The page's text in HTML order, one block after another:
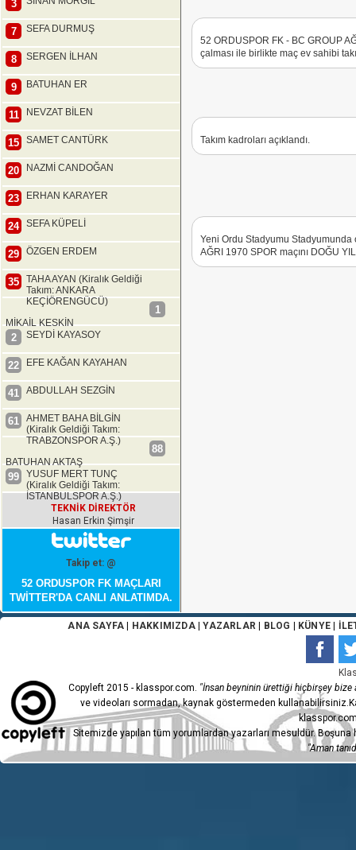
3
7 SEFA DURMUŞ
8 SERGEN İLHAN
9 BATUHAN ER
11 NEVZAT BİLEN
15 SAMET CANTÜRK
20 NAZMİ CANDOĞAN
23 ERHAN KARAYER
24 SEFA KÜPELİ
29 ÖZGEN ERDEM
35
TAHA AYAN (Kiralık Geldiği
Takım: ANKARA
KEÇİÖRENGÜCÜ)
1
MİKAİL KESKİN
2 SEYDİ KAYASOY
22 EFE KAĞAN KAYAHAN
41 ABDULLAH SEZGİN
61
AHMET BAHA BİLGİN
(Kiralık Geldiği Takım:
TRABZONSPOR A.Ş.)
88
BATUHAN AKTAŞ
99
YUSUF MERT TUNÇ
(Kiralık Geldiği Takım:
İSTANBULSPOR A.Ş.)
TEKNİK DİREKTÖR
Hasan Erkin Şimşir
Takip et: @
52 ORDUSPOR FK MAÇLARI
TWİTTER'DA CANLI ANLATIMDA.
52 ORDUSPOR FK - BC GROUP
çalması ile birlikte maç ev sahibi
Takım kadroları açıklandı.
Yeni Ordu Stadyumu
AĞRI 1970 SPOR maçını DOĞU
ANA SAYFA HAKKIMIZDA|YAZARLAR BLOG KÜNYE|
Copyleft 2015 - klasspor.com. "İnsan beyninin ürettiği hiçbirşey bize
ve videoları sormadan, kaynak göstermeden
Sitemizde yapılan tüm yorumlardan yazarları mesuldür.
"Aman